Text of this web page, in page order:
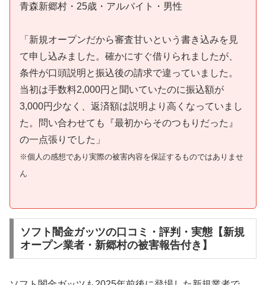
青森新郷村・25歳・アルバイト・男性
「新規オープンだから審査甘いという書き込みを見
て申し込みました。確かにすぐ借りられましたが、
条件が口頭説明と振込後の請求で違っていました。
当初は手数料2,000円と聞いていたのに振込額が
3,000円少なく、返済額は説明より高くなっていまし
た。問い合わせても『最初からそのつもりだった』
の一点張りでした」
※個人の感想であり実際の被害内容を保証するものではありませ
ん
ソフト闇金ガッツの口コミ・評判・実態【新規
オープン業者・新郷村の被害報告付き】